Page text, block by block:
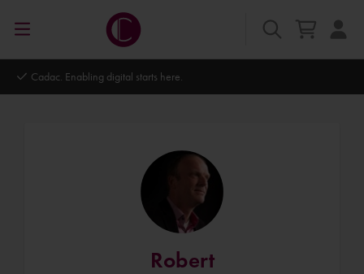
Cadac. Enabling digital starts here.
Robert